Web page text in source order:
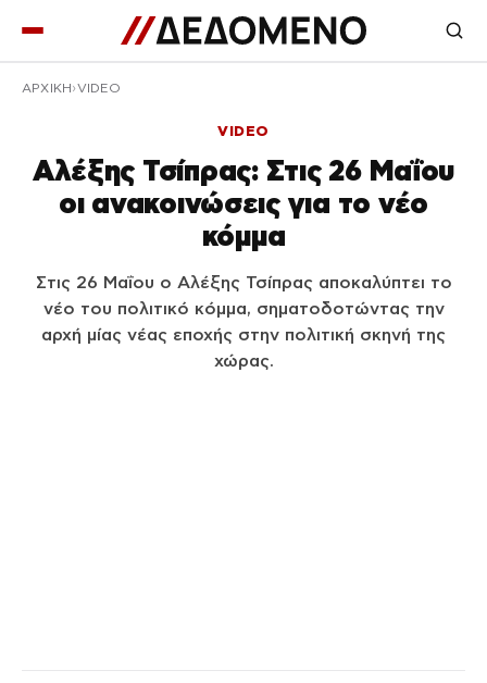
ΑΡΧΙΚΉ VIDEO
VIDEO
Αλέξης Τσίπρας: Στις 26 Μαΐου
οι ανακοινώσεις για το νέο
κόμμα
Στις 26 Μαΐου ο Αλέξης Τσίπρας αποκαλύπτει το
νέο του πολιτικό κόμμα, σηματοδοτώντας την
αρχή μίας νέας εποχής στην πολιτική σκηνή της
χώρας.